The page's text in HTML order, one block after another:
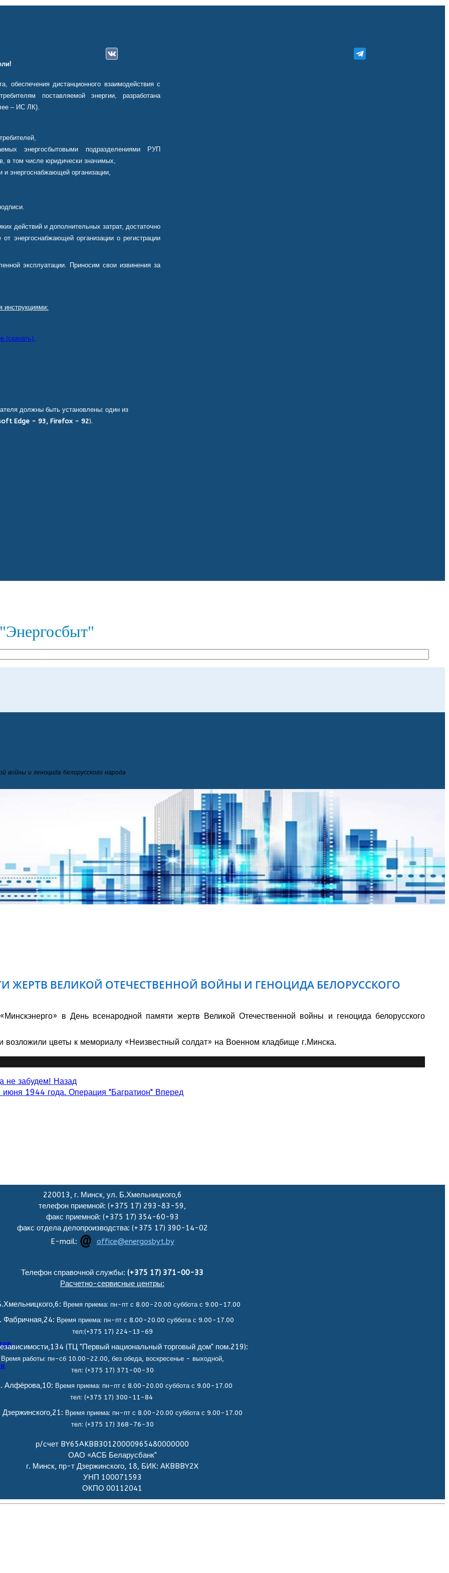
обеспечения дистанционного взаимодействия с
поставляемой энергии, разработана
– ИС ЛК).
энергосбытовыми подразделениями РУП
в том числе юридически значимых,
и энергоснабжающей организации,
действий и дополнительных затрат, достаточно
энергоснабжающей организации о регистрации
эксплуатации. Приносим свои извинения за
инструкциями:
(скачать).
должны быть установлены: один из
Edge - 93, Firefox - 92).
войны и геноцида белорусского народа
ЖЕРТВ ВЕЛИКОЙ ОТЕЧЕСТВЕННОЙ ВОЙНЫ И ГЕНОЦИДА БЕЛОРУССКОГО
в День всенародной памяти жертв Великой Отечественной войны и геноцида белорусского
цветы к мемориалу «Неизвестный солдат» на Военном кладбище г.Минска.
не забудем! Назад
1944 года. Операция "Багратион" Вперед
220013, г. Минск, ул. Б.Хмельницкого,6
телефон приемной: (+375 17) 293-83-59,
факс приемной: (+375 17) 354-60-93
факс отдела делопроизводства: (+375 17) 390-14-02
E-mail:
office@energosbyt.by
Телефон справочной службы: (+375 17) 371-00-33
Расчетно-сервисные центры:
Время приема: пн-пт с 8.00-20.00 суббота с 9.00-17.00
Фабричная,24: Время приема: пн-пт с 8.00-20.00 суббота с 9.00-17.00
тел:(+375 17) 224-13-69
(ТЦ "Первый национальный торговый дом" пом.219):
Время работы: пн-сб 10.00-22.00, без обеда, воскресенье - выходной,
тел: (+375 17) 371-00-30
Алфёрова,10: Время приема: пн-пт с 8.00-20.00 суббота с 9.00-17.00
тел: (+375 17) 300-11-84
Время приема: пн-пт с 8.00-20.00 суббота с 9.00-17.00
тел: (+375 17) 368-76-30
р/счет BY65AKBB30120000965480000000
ОАО «АСБ Беларусбанк"
г. Минск, пр-т Дзержинского, 18, БИК: АКBBBY2X
УНП 100071593
ОКПО 00112041